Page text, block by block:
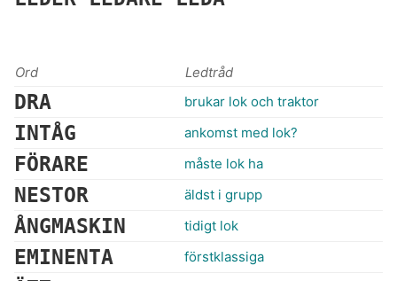
Ord Ledtråd
DRA brukar lok och traktor
INTÅG ankomst med lok?
FÖRARE måste lok ha
NESTOR äldst i grupp
ÅNGMASKIN tidigt lok
EMINENTA förstklassiga